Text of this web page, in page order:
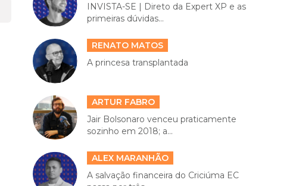
INVISTA-SE | Direto da Expert XP e as
primeiras dúvidas...
RENATO MATOS
A princesa transplantada
ARTUR FABRO
Jair Bolsonaro venceu praticamente
sozinho em 2018; a...
ALEX MARANHÃO
A salvação financeira do Criciúma EC